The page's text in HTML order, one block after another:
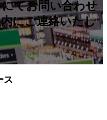
てお問い合わせ
にご連絡いたし
ス